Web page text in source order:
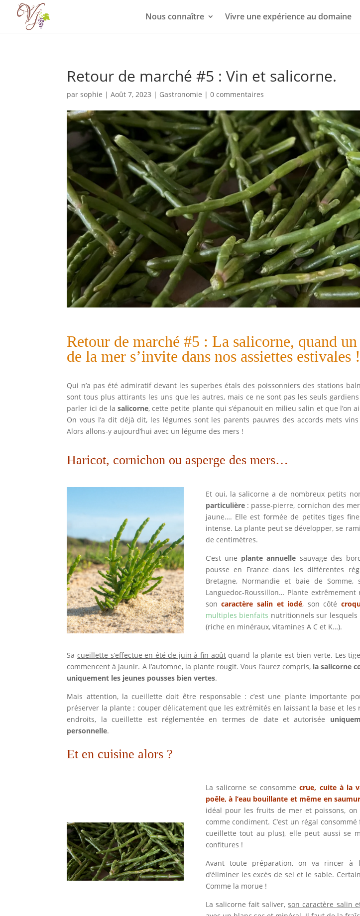
Nous connaître Vivre une expérience au domaine
Retour de marché #5 : Vin et salicorne.
parsophie |Août 7, 2023 | Gastronomie |0 commentaires
Retour de marché #5 : La salicorne, quand
de la mer s’invite dans nos assiettes estivales !
Qui n’a pas été admiratif devant les superbes étals des poissonniers des stations
sont tous plus attirants les uns que les autres, mais ce ne sont pas les seuls
parler ici de lasalicorne, cette petite plante qui s’épanouit en milieu salin et que l’on
On vous l’a dit déjà dit, les légumes sont les parents pauvres des accords mets
Alors allons-y aujourd’hui avec un légume des mers !
Haricot, cornichon ou asperge des mers…
Et oui, la salicorne a de nombreux petits
particulière: passe-pierre, cornichon des
jaune…. Elle est formée de petites tiges
intense. La plante peut se développer, se
de centimètres.
C’est une plante annuelle sauvage des
pousse en France dans les différentes
Bretagne, Normandie et baie de
Languedoc-Roussillon… Plante
soncaractère salin et iodé, son côté
multiples bienfaits nutritionnels sur lesquels
(riche en minéraux, vitamines A C et K…).
Sa cueillette s’effectue en été de juin à fin aoûtquand la plante est bien verte. Les
commencent à jaunir. A l’automne, la plante rougit. Vous l’aurez compris, la salicorne
uniquement les jeunes pousses bien vertes.
Mais attention, la cueillette doit être responsable : c’est une plante importante
préserver la plante : couper délicatement que les extrémités en laissant la base et les
endroits, la cueillette est réglementée en termes de date et autorisée
personnelle.
Et en cuisine alors ?
La salicorne se consommecrue, cuite à la
poêle, à l’eau bouillante et même en
idéal pour les fruits de mer et poissons, on
comme condiment. C’est un régal
cueillette tout au plus), elle peut aussi se
confitures !
Avant toute préparation, on va rincer à
d’éliminer les excès de sel et le sable.
Comme la morue !
La salicorne fait saliver,son caractère salin